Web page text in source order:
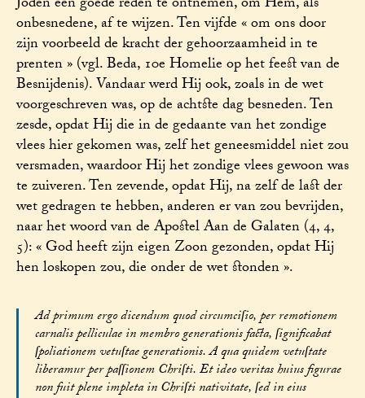
onbesnedene, af te wijzen. Ten vijfde « om ons door
zijn voorbeeld de kracht der gehoorzaamheid in te
prenten » (vgl. Beda, 10e Homelie op het feest van de
Besnijdenis). Vandaar werd Hij ook, zoals in de wet
voorgeschreven was, op de achtste dag besneden. Ten
zesde, opdat Hij die in de gedaante van het zondige
vlees hier gekomen was, zelf het geneesmiddel niet zou
versmaden, waardoor Hij het zondige vlees gewoon was
te zuiveren. Ten zevende, opdat Hij, na zelf de last der
wet gedragen te hebben, anderen er van zou bevrijden,
naar het woord van de Apostel Aan de Galaten (4, 4,
5): « God heeft zijn eigen Zoon gezonden, opdat Hij
hen loskopen zou, die onder de wet stonden ».
Ad primum ergo dicendum quod circumciſio, per remotionem
carnalis pelliculae in membro generationis facta, ſignificabat
ſpoliationem vetuſtae generationis. A qua quidem vetuſtate
liberamur per paſſionem Chriſti. Et ideo veritas huius figurae
non fuit plene impleta in Chriſti nativitate, ſed in eius